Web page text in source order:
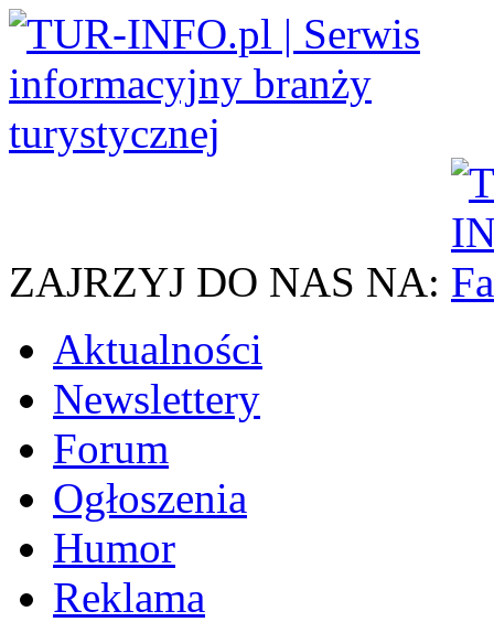
ZAJRZYJ DO NAS NA:
Aktualności
Newslettery
Forum
Ogłoszenia
Humor
Reklama